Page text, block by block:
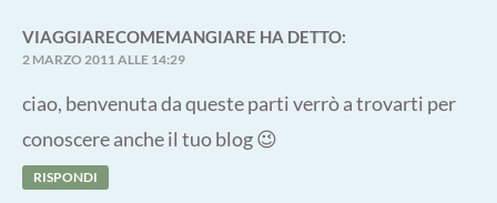
VIAGGIARECOMEMANGIARE HA DETTO:
2 MARZO 2011 ALLE 14:29
ciao, benvenuta da queste parti verrò a trovarti per
conoscere anche il tuo blog 😉
RISPONDI